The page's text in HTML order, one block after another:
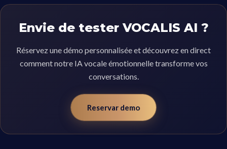
Envie de tester VOCALIS AI ?
Réservez une démo personnalisée et découvrez en direct
comment notre IA vocale émotionnelle transforme vos
conversations.
Reservar demo